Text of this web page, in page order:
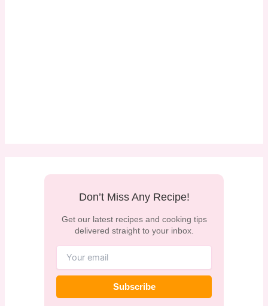
Don’t Miss Any Recipe!
Get our latest recipes and cooking tips
delivered straight to your inbox.
Subscribe